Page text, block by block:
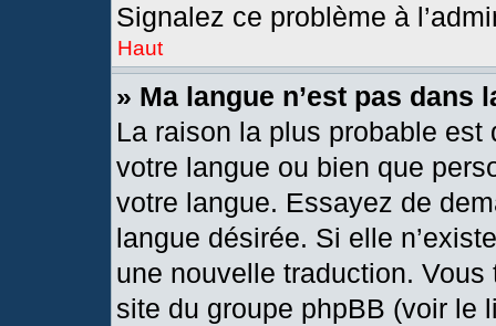
Signalez ce problème à
Haut
» Ma langue n’est pas dans
La raison la plus probable est
votre langue ou bien que
votre langue. Essayez de
langue désirée. Si elle
une nouvelle traduction.
site du groupe phpBB (voir le